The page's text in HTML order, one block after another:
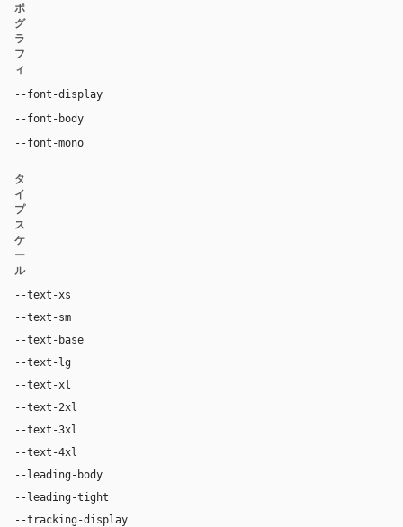
ポ
グ
ラ
フ
ィ
--font-display
--font-body
--font-mono
タ
イ
プ
ス
ケ
ー
ル
--text-xs
--text-sm
--text-base
--text-lg
--text-xl
--text-2xl
--text-3xl
--text-4xl
--leading-body
--leading-tight
--tracking-display